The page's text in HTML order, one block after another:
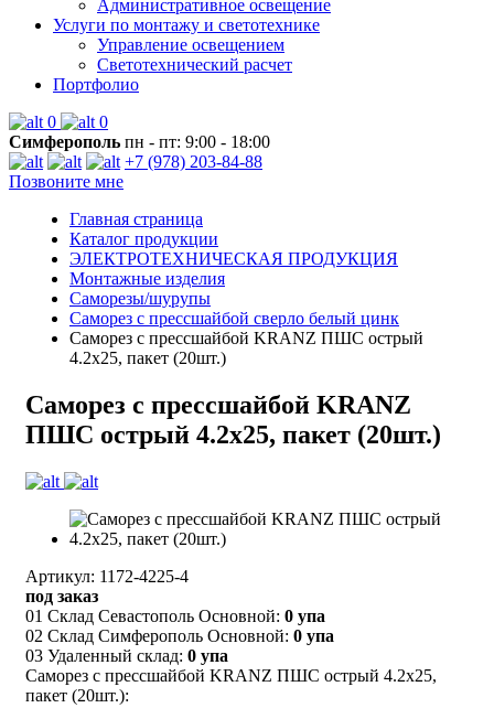
Административное освещение
Услуги по монтажу и светотехнике
Управление освещением
Светотехнический расчет
Портфолио
0
0
Симферополь пн - пт: 9:00 - 18:00
+7 (978) 203-84-88
Позвоните мне
Главная страница
Каталог продукции
ЭЛЕКТРОТЕХНИЧЕСКАЯ ПРОДУКЦИЯ
Монтажные изделия
Саморезы/шурупы
Саморез с прессшайбой сверло белый цинк
Саморез с прессшайбой KRANZ ПШС острый
4.2х25, пакет (20шт.)
Саморез с прессшайбой KRANZ
ПШС острый 4.2х25, пакет (20шт.)
Артикул: 1172-4225-4
под заказ
01 Склад Севастополь Основной: 0 упа
02 Склад Симферополь Основной: 0 упа
03 Удаленный склад: 0 упа
Саморез с прессшайбой KRANZ ПШС острый 4.2х25,
пакет (20шт.):